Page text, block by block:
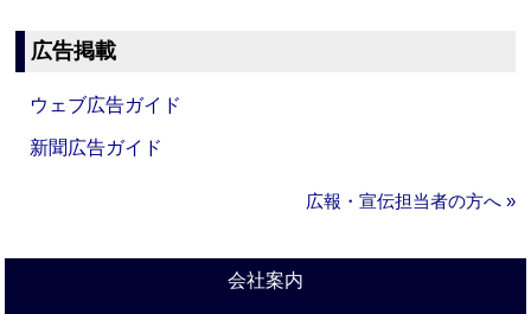
広告掲載
ウェブ広告ガイド
新聞広告ガイド
広報・宣伝担当者の方へ »
会社案内